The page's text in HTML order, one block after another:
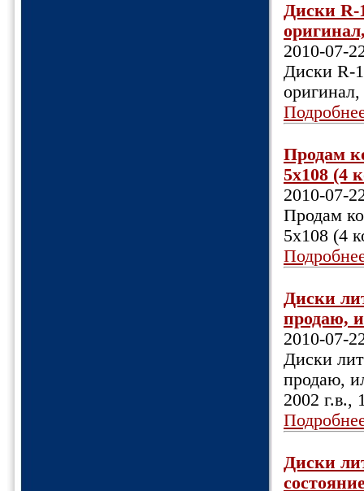
Диски R-
2010-07-
Диски R-
Продам
5х108 (4
2010-07-
Продам
5х108 (4
Диски
продаю,
2010-07-
Диски
продаю,
2002 г.в.,
Диски